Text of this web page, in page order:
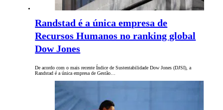
Randstad é a única empresa de
Recursos Humanos no ranking global
Dow Jones
De acordo com o mais recente Índice de Sustentabilidade Dow Jones (DJSI), a
Randstad é a única empresa de Gestão…